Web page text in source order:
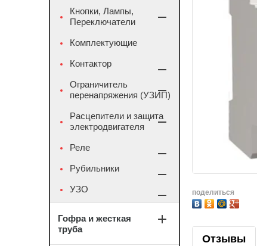
поделиться
Отзывы
Кнопки, Лампы,
Переключатели
Комплектующие
Контактор
Ограничитель
перенапряжения (УЗИП)
Расцепители и защита
электродвигателя
Реле
Рубильники
УЗО
Гофра и жесткая
труба